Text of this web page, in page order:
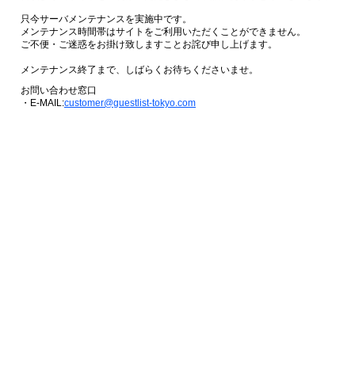
只今サーバメンテナンスを実施中です。
メンテナンス時間帯はサイトをご利用いただくことができません。
ご不便・ご迷惑をお掛け致しますことお詫び申し上げます。
メンテナンス終了まで、しばらくお待ちくださいませ。
お問い合わせ窓口
・E-MAIL:customer@guestlist-tokyo.com